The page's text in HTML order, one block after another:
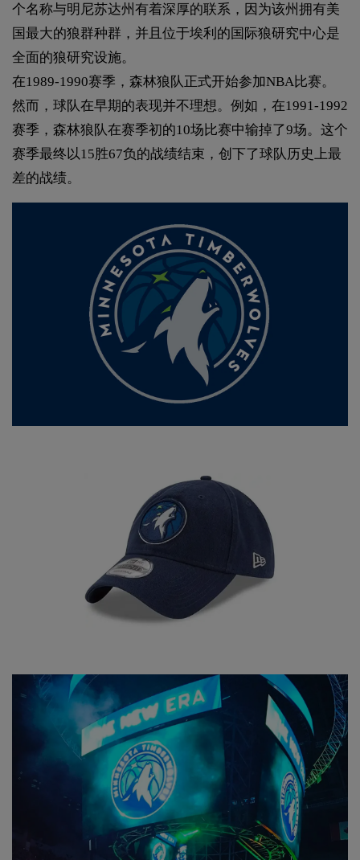
个名称与明尼苏达州有着深厚的联系，因为该州拥有美
国最大的狼群种群，并且位于埃利的国际狼研究中心是
全面的狼研究设施。
在1989-1990赛季，森林狼队正式开始参加NBA比赛。
然而，球队在早期的表现并不理想。例如，在1991-1992
赛季，森林狼队在赛季初的10场比赛中输掉了9场。这个
赛季最终以15胜67负的战绩结束，创下了球队历史上最
差的战绩。